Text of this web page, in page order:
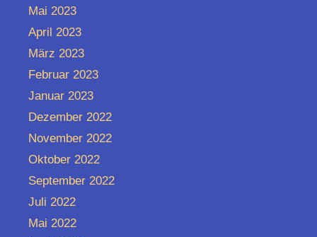
Mai 2023
April 2023
März 2023
Februar 2023
Januar 2023
Dezember 2022
November 2022
Oktober 2022
September 2022
Juli 2022
Mai 2022